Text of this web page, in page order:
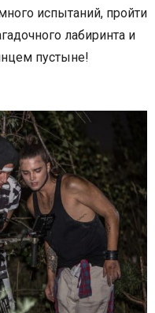
испытаний, пройти
лабиринта и
пустыне!